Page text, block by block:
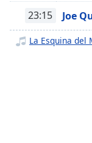
Subtitles
subtitles
settings,
23:15 Joe
La Esquina del